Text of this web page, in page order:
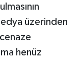
üzerinden
henüz